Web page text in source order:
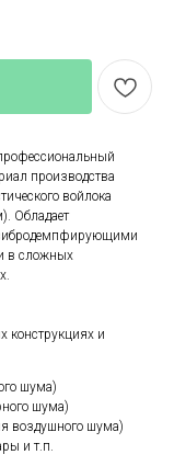
производства
войлока
Обладает
в сложных
конструкциях и
шума)
шума)
воздушного шума)
и т.п.